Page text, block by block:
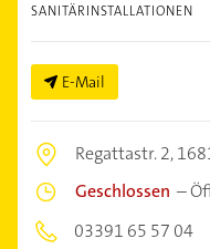
SANITÄRINSTALLATIONEN
E-Mail
Regattastr. 2,
Geschlossen –
03391 65 57 04